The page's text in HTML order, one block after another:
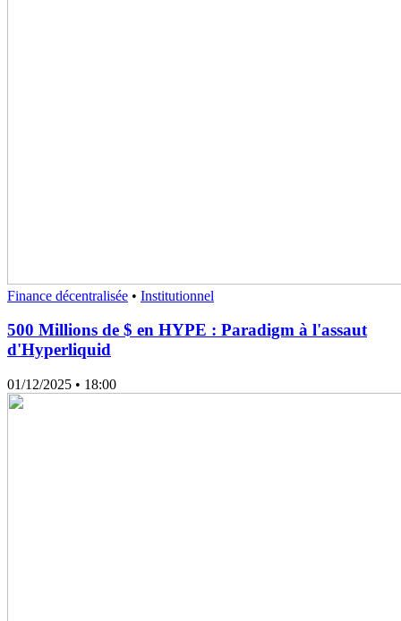
Finance décentralisée • Institutionnel
500 Millions de $ en HYPE : Paradigm à l'assaut
d'Hyperliquid
01/12/2025 • 18:00